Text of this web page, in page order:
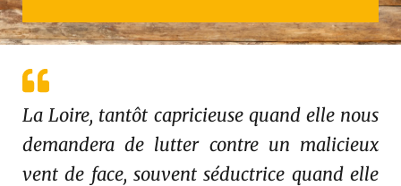
La Loire, tantôt capricieuse quand elle nous
demandera de lutter contre un malicieux
vent de face, souvent séductrice quand elle